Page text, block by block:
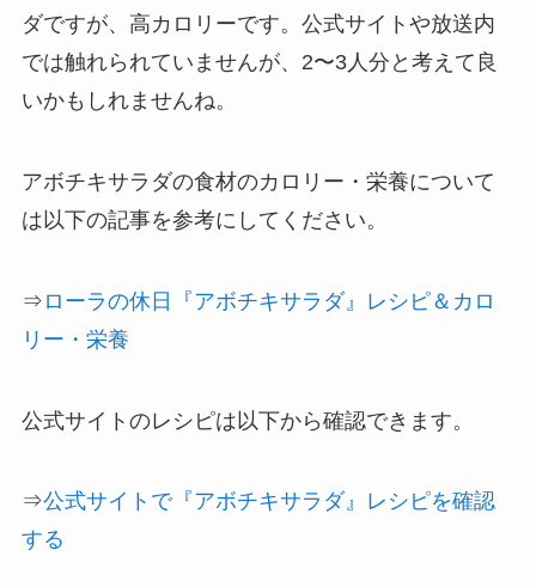
ダですが、高カロリーです。公式サイトや放送内
では触れられていませんが、2〜3人分と考えて良
いかもしれませんね。
アボチキサラダの食材のカロリー・栄養について
は以下の記事を参考にしてください。
⇒ ローラの休日『アボチキサラダ』レシピ＆カロ
リー・栄養
公式サイトのレシピは以下から確認できます。
⇒公式サイトで『アボチキサラダ』レシピを確認
する